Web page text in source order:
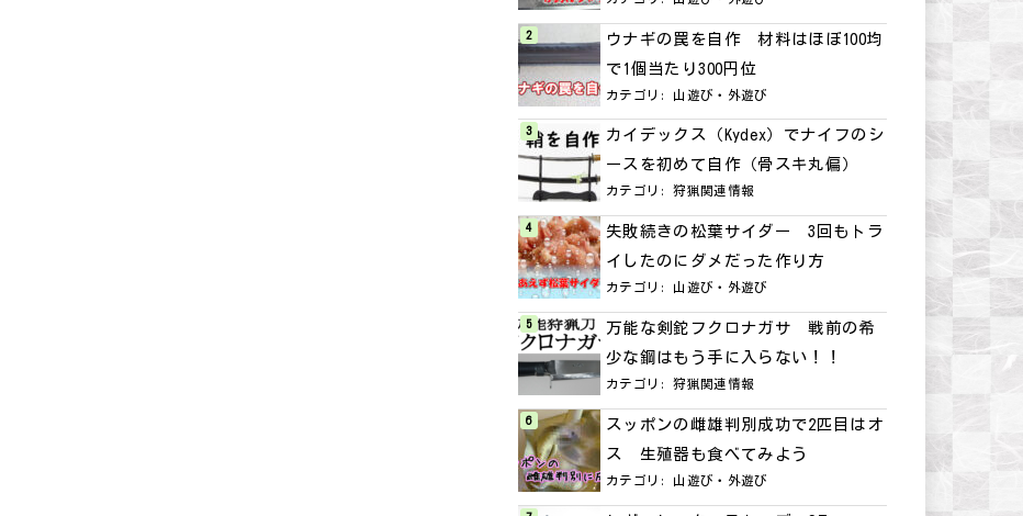
ウナギの罠を自作 材料はほぼ100均
で1個当たり300円位
カテゴリ: 山遊び・外遊び
カイデックス（Kydex）でナイフのシ
ースを初めて自作（骨スキ丸偏）
カテゴリ:狩猟関連情報
失敗続きの松葉サイダー 3回もトラ
イしたのにダメだった作り方
カテゴリ: 山遊び・外遊び
万能な剣鉈フクロナガサ 戦前の希
少な鋼はもう手に入らない！！
カテゴリ:狩猟関連情報
スッポンの雌雄判別成功で2匹目はオ
ス 生殖器も食べてみよう
カテゴリ: 山遊び・外遊び